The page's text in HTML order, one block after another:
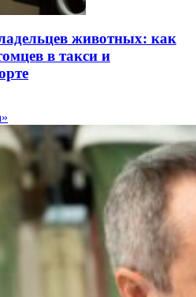
животных: как
в такси и